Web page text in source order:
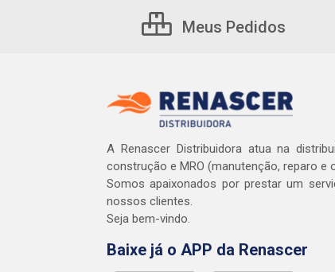
Meus Pedidos
A Renascer Distribuidora atua na
construção e MRO (manutenção, reparo e
Somos apaixonados por prestar um
nossos clientes.
Seja bem-vindo.
Baixe já o APP da Renascer